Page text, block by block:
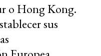
o Hong Kong.
sus